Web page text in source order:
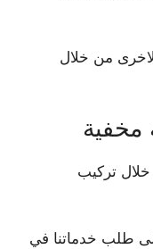
من خلال
مخفية
تركيب
طلب خدماتنا في